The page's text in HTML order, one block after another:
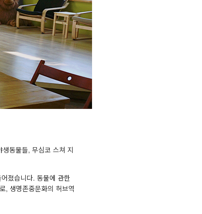
동물들, 무심코 스쳐 지
졌습니다. 동물에 관한
, 생명존중문화의 허브역